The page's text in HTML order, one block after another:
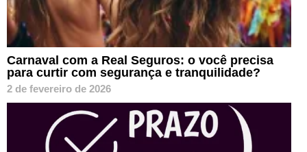
Carnaval com a Real Seguros: o você precisa
para curtir com segurança e tranquilidade?
2 de fevereiro de 2026